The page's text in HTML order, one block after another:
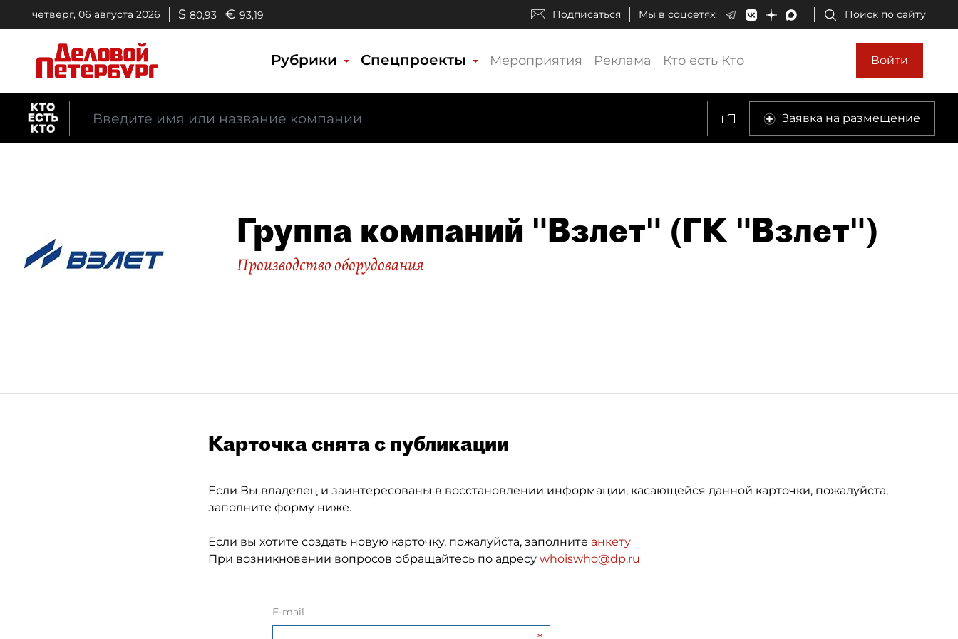
четверг, 06 августа 2026 $ 80,93 € 93,19 Подписаться Мы в соцсетях: Поиск по сайту
Рубрики Спецпроекты Мероприятия Реклама Кто есть Кто Войти
Заявка на размещение
Группа компаний "Взлет" (ГК "Взлет")
Производство оборудования
Карточка снята с публикации
Если Вы владелец и заинтересованы в восстановлении информации, касающейся данной карточки, пожалуйста,
заполните форму ниже.
Если вы хотите создать новую карточку, пожалуйста, заполните анкету
При возникновении вопросов обращайтесь по адресу whoiswho@dp.ru
E-mail